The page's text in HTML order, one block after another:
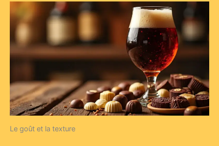
Le goût et la texture